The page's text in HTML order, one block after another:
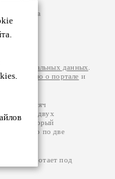
авторам
возможна
за
на
персональных данных
о портале и
200 тысяч
более двух
который
указано по две
работает под